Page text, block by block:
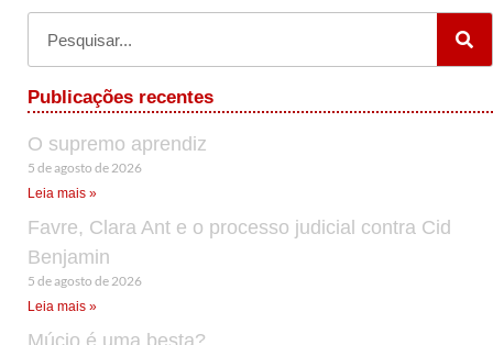
Publicações recentes
O supremo aprendiz
5 de agosto de 2026
Leia mais »
Favre, Clara Ant e o processo judicial contra Cid
Benjamin
5 de agosto de 2026
Leia mais »